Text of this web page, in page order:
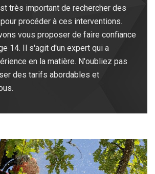
très important de rechercher des
procéder à ces interventions.
vous proposer de faire confiance
14. Il s'agit d'un expert qui a
en la matière. N'oubliez pas
des tarifs abordables et